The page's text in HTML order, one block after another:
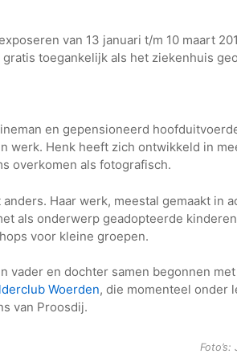
van 13 januari t/m 10 maart
toegankelijk als het ziekenhuis
en gepensioneerd
werk. Henk heeft zich ontwikkeld in
overkomen als fotografisch.
Haar werk, meestal gemaakt in
als onderwerp geadopteerde
voor kleine groepen.
vader en dochter samen begonnen
Woerden, die momenteel onder
van Proosdij.
Foto’s: